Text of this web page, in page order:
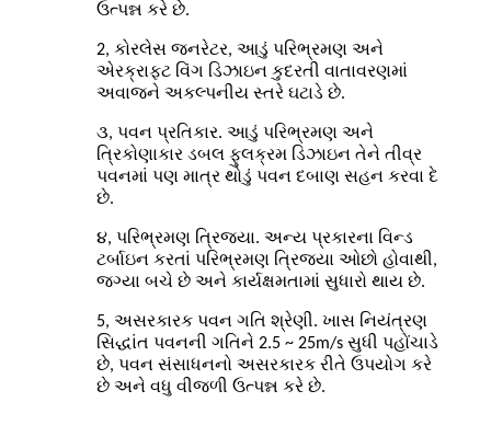
ઉત્પન્ન કરે છે.
2, કોરલેસ જનરેટર, આડું પરિભ્રમણ અને
એરક્રાફ્ટ વિંગ ડિઝાઇન કુદરતી વાતાવરણમાં
અવાજને અકલ્પનીય સ્તરે ઘટાડે છે.
૩, પવન પ્રતિકાર. આડું પરિભ્રમણ અને
ત્રિકોણાકાર ડબલ ફુલક્રમ ડિઝાઇન તેને તીવ્ર
પવનમાં પણ માત્ર થોડું પવન દબાણ સહન કરવા દે
છે.
૪, પરિભ્રમણ ત્રિજ્યા. અન્ય પ્રકારના વિન્ડ
ટર્બાઇન કરતાં પરિભ્રમણ ત્રિજ્યા ઓછો હોવાથી,
જગ્યા બચે છે અને કાર્યક્ષમતામાં સુધારો થાય છે.
5, અસરકારક પવન ગતિ શ્રેણી. ખાસ નિયંત્રણ
સિદ્ધાંત પવનની ગતિને 2.5 ~ 25m/s સુધી પહોંચાડે
છે, પવન સંસાધનનો અસરકારક રીતે ઉપયોગ કરે
છે અને વધુ વીજળી ઉત્પન્ન કરે છે.